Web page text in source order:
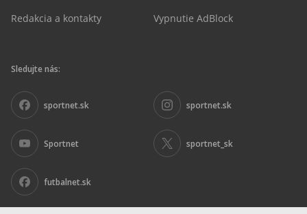
Redakcia a kontakty Vypnutie AdBlock
Sledujte nás:
sportnet.sk sportnet.sk
Sportnet sportnet_sk
futbalnet.sk